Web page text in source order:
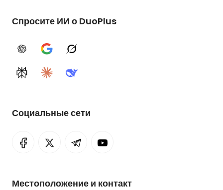
Спросите ИИ о DuoPlus
ChatGPTGoogle AIGrok
PerplexityClaudeDeepSeek
Социальные сети
Местоположение и контакт